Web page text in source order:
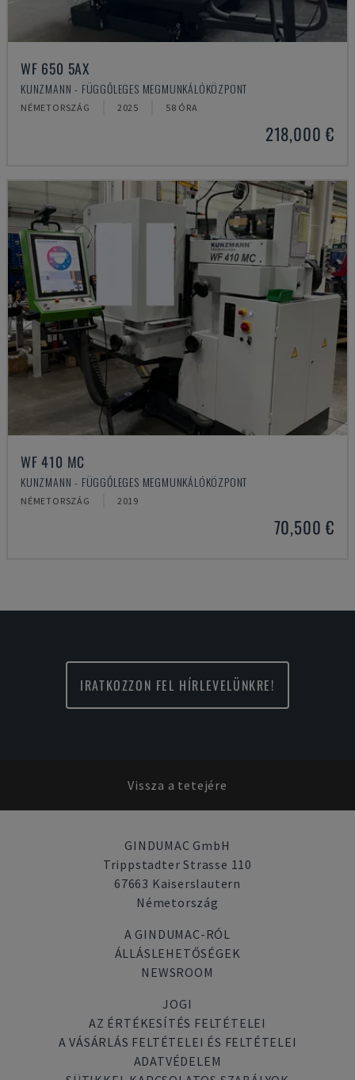
WF 650 5AX
KUNZMANN - FÜGGŐLEGES MEGMUNKÁLÓKÖZPONT
NÉMETORSZÁG 2025 58 ÓRA
218,000 €
WF 410 MC
KUNZMANN - FÜGGŐLEGES MEGMUNKÁLÓKÖZPONT
NÉMETORSZÁG 2019
70,500 €
IRATKOZZON FEL HÍRLEVELÜNKRE!
Vissza a tetejére
GINDUMAC GmbH
Trippstadter Strasse 110
67663 Kaiserslautern
Németország
A GINDUMAC-RÓL
ÁLLÁSLEHETŐSÉGEK
NEWSROOM
JOGI
AZ ÉRTÉKESÍTÉS FELTÉTELEI
A VÁSÁRLÁS FELTÉTELEI ÉS FELTÉTELEI
ADATVÉDELEM